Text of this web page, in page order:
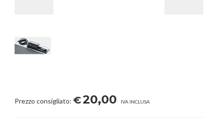
Prezzo consigliato: €20,00 IVA INCLUSA